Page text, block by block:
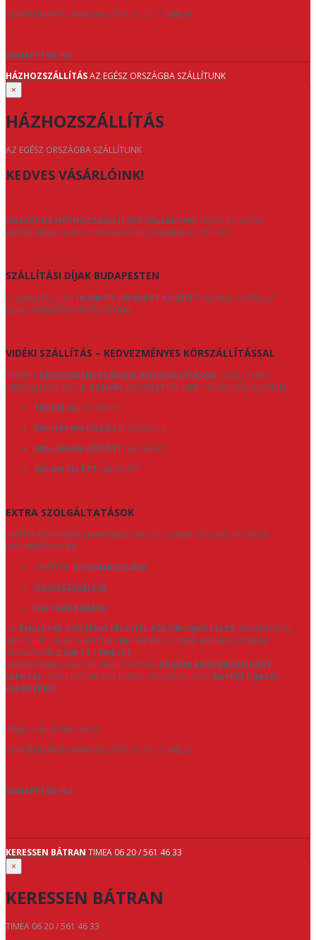
1047 BUDAPEST BAROSS UTCA 75-77. 1 EMELET
KANAPETAR.HU
HÁZHOZSZÁLLÍTÁSAZ EGÉSZ ORSZÁGBA SZÁLLÍTUNK
×
HÁZHOZSZÁLLÍTÁS
AZ EGÉSZ ORSZÁGBA SZÁLLÍTUNK
KEDVES VÁSÁRLÓINK!
ORSZÁGOS HÁZHOZSZÁLLÍTÁST VÁLLALUNK, HOGY BÚTORAI
KÉNYELMESEN ÉS BIZTONSÁGOSAN JUSSANAK EL ÖNHÖZ.
SZÁLLÍTÁSI DÍJAK BUDAPESTEN
A SZÁLLÍTÁS DÍJA16.000 FT–30.000 FT KÖZÖTT ALAKUL, A KERÜLET
ELHELYEZKEDÉSÉTŐL FÜGGŐEN.
VIDÉKI SZÁLLÍTÁS – KEDVEZMÉNYES KÖRSZÁLLÍTÁSSAL
VIDÉKRE KEDVEZMÉNYES ÁRON, KÖRSZÁLLÍTÁSSAL SZÁLLÍTUNK
(KISZÁLLÍTÁSI IDŐ: 2–10 NAP), AZ ÜZLETTŐL MÉRT TÁVOLSÁG ALAPJÁN:
100 KM-IG: 32.000 FT
100–199 KM KÖZÖTT: 39.000 FT
200–249 KM KÖZÖTT: 43.000 FT
250 KM FELETT: 48.000 FT
EXTRA SZOLGÁLTATÁSOK
TÉRÍTÉS ELLENÉBEN LEHETŐSÉG VAN AZ ALÁBBI SZOLGÁLTATÁSOK
IGÉNYBEVÉTELÉRE:
A BÚTOR KICSOMAGOLÁSA,
ÖSSZESZERELÉSE,
HELYÉRE RAKÁSA.
AZ EMELETRE TÖRTÉNŐ FELVITEL KÜLÖN DÍJKÖTELES, AMENNYIBEN
NINCS LIFT, VAGY A BÚTOR NEM FÉR BE A LIFTBE. ENNEK KÖLTSÉGE
ÁLTALÁBAN 2.000 FT / EMELET.
AMENNYIBEN A BÚTOR FELJUTTATÁSA KÜLÖNLEGES MEGOLDÁST
IGÉNYEL, SZÁLLÍTÓINK AZT IS MEG TUDJÁK OLDANI EGYEDI DÍJAZÁS
ELLENÉBEN.
TÍMEA +36 20 561 46 33
1047 BUDAPEST BAROSS UTCA 75-77. 1 EMELET
KANAPETAR.HU
KERESSEN BÁTRAN TIMEA 06 20 / 561 46 33
×
KERESSEN BÁTRAN
TIMEA 06 20 / 561 46 33